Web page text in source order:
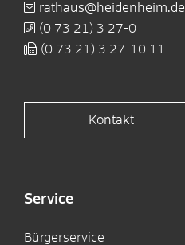
rathaus@heidenheim.de
(0 73 21) 3 27-0
(0 73 21) 3 27-10 11
Kontakt
Service
Bürgerservice